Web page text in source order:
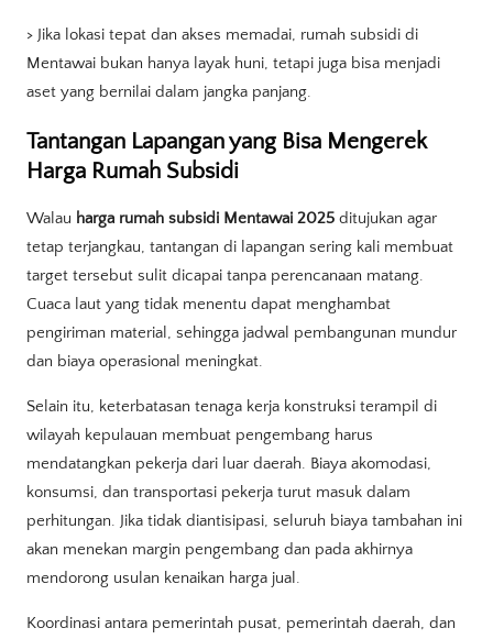
> Jika lokasi tepat dan akses memadai, rumah subsidi di
Mentawai bukan hanya layak huni, tetapi juga bisa menjadi
aset yang bernilai dalam jangka panjang.
Tantangan Lapangan yang Bisa Mengerek
Harga Rumah Subsidi
Walau harga rumah subsidi Mentawai 2025 ditujukan agar
tetap terjangkau, tantangan di lapangan sering kali membuat
target tersebut sulit dicapai tanpa perencanaan matang.
Cuaca laut yang tidak menentu dapat menghambat
pengiriman material, sehingga jadwal pembangunan mundur
dan biaya operasional meningkat.
Selain itu, keterbatasan tenaga kerja konstruksi terampil di
wilayah kepulauan membuat pengembang harus
mendatangkan pekerja dari luar daerah. Biaya akomodasi,
konsumsi, dan transportasi pekerja turut masuk dalam
perhitungan. Jika tidak diantisipasi, seluruh biaya tambahan ini
akan menekan margin pengembang dan pada akhirnya
mendorong usulan kenaikan harga jual.
Koordinasi antara pemerintah pusat, pemerintah daerah, dan